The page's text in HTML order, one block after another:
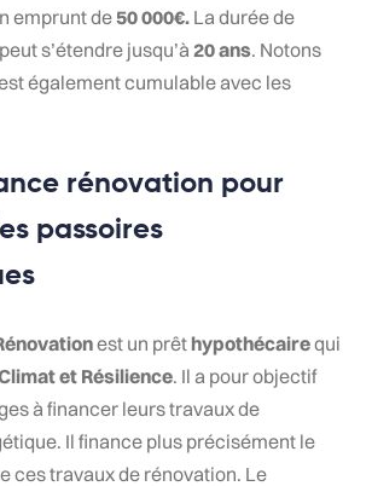
emprunt de50 000€. La durée de
s’étendre jusqu’à 20 ans. Notons
également cumulable avec les
rénovation pour
passoires
est un prêthypothécairequi
et Résilience. Il a pour objectif
à financer leurs travaux de
Il finance plus précisément le
ces travaux de rénovation. Le